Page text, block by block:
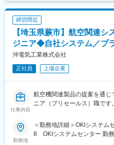
まざまな営業手法を駆使して
これにより、幅広い市場への
客様のニーズに応じたソリュ
幅がどんどん広がっています
獲得しましたが、さらなる市
すべき論点を特定します。
ーを通じて理解を深め、並
器・アプリケーションの仕様
的に吸収します。加えて、通
の打ち合わせで技術条件や
築。企画意図が伝わる構造
まで行います。新規性の高い
自律的に進める姿勢が求めら
戦略を担う組織で、営業と一
客接点を得ながら提案企画
■業務の魅力：
検討や、電力・道路・鉄道
わる機会があり、技術・事業
締切間近
【埼玉県蕨市】航空関連
ジニア◆自社システム／プ
沖電気工業株式会社
正社員 上場企業
仕事内容
航空機関連製品の提案を通
ニア（プリセールス）職です
若手育成や部門連携を通じ
す。
勤務地
＜勤務地詳細＞OKIシステム
8 OKIシステムセンター 勤務